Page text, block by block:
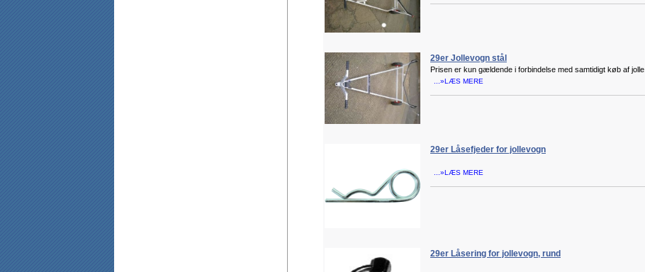
29er Jollevogn stål
Prisen er kun gældende i forbindelse med samtidigt køb af jolle.
...»LÆS MERE
29er Låsefjeder for jollevogn
...»LÆS MERE
29er Låsering for jollevogn, rund